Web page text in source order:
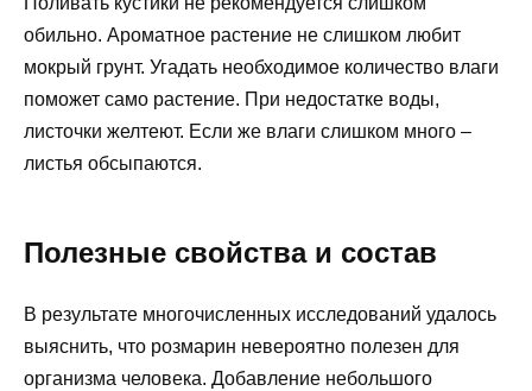
обильно. Ароматное растение не слишком любит
мокрый грунт. Угадать необходимое количество влаги
поможет само растение. При недостатке воды,
листочки желтеют. Если же влаги слишком много –
листья обсыпаются.
Полезные свойства и состав
В результате многочисленных исследований удалось
выяснить, что розмарин невероятно полезен для
организма человека. Добавление небольшого